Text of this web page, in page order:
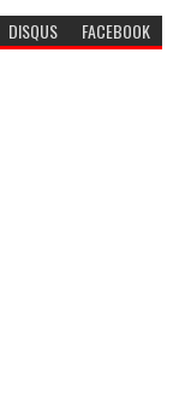
DISQUS FACEBOOK